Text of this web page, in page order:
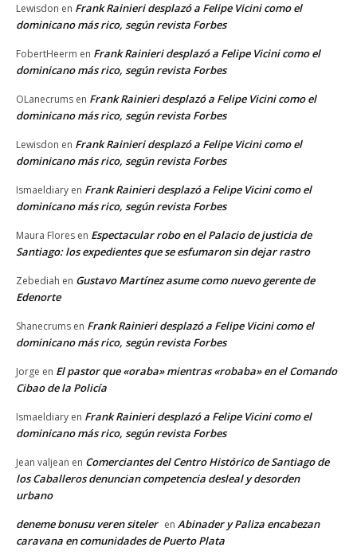
Lewisdon en Frank Rainieri desplazó a Felipe Vicini como el
dominicano más rico, según revista Forbes
FobertHeerm en Frank Rainieri desplazó a Felipe Vicini como el
dominicano más rico, según revista Forbes
OLanecrums en Frank Rainieri desplazó a Felipe Vicini como el
dominicano más rico, según revista Forbes
Lewisdon en Frank Rainieri desplazó a Felipe Vicini como el
dominicano más rico, según revista Forbes
Ismaeldiary en Frank Rainieri desplazó a Felipe Vicini como el
dominicano más rico, según revista Forbes
Maura Flores en Espectacular robo en el Palacio de justicia de
Santiago: los expedientes que se esfumaron sin dejar rastro
Zebediah en Gustavo Martínez asume como nuevo gerente de
Edenorte
Shanecrums en Frank Rainieri desplazó a Felipe Vicini como el
dominicano más rico, según revista Forbes
Jorge en El pastor que «oraba» mientras «robaba» en el Comando
Cibao de la Policía
Ismaeldiary en Frank Rainieri desplazó a Felipe Vicini como el
dominicano más rico, según revista Forbes
Jean valjean en Comerciantes del Centro Histórico de Santiago de
los Caballeros denuncian competencia desleal y desorden
urbano
deneme bonusu veren siteler en Abinader y Paliza encabezan
caravana en comunidades de Puerto Plata